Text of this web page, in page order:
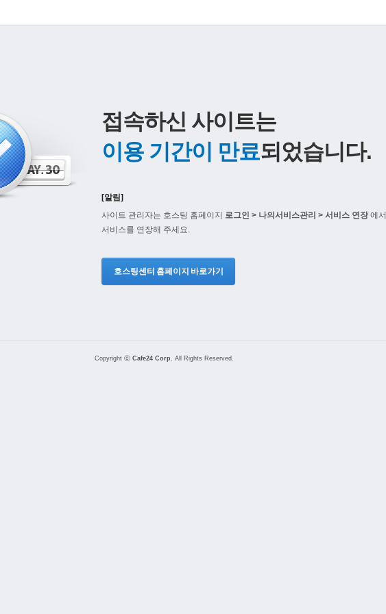
접속하신 사이트는
이용 기간이 만료되었습니다.
[알림]
사이트 관리자는 호스팅 홈페이지 로그인 > 나의서비스관리 > 서비스 연장에서
서비스를 연장해 주세요.
호스팅센터 홈페이지 바로가기
Copyright ⓒ Cafe24 Corp. All Rights Reserved.